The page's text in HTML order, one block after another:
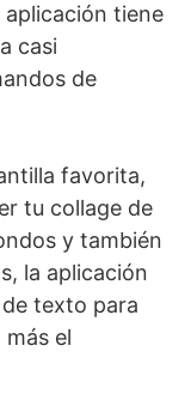
aplicación tiene
casi
de
favorita,
tu collage de
y también
la aplicación
texto para
el